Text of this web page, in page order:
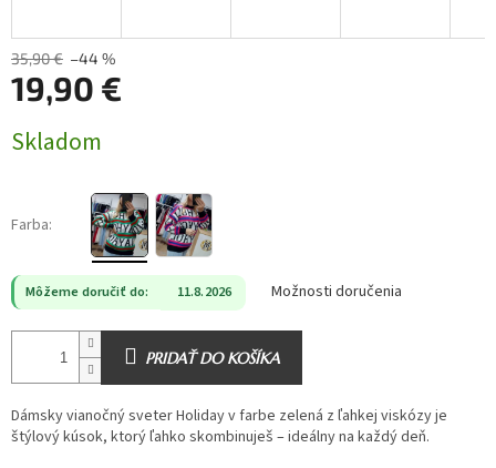
35,90 € –44 %
19,90 €
cena:
Skladom
Farba:
Môžeme doručiť do: 11.8.2026 Možnosti doručenia
PRIDAŤ DO KOŠÍKA
Dámsky vianočný sveter Holiday v farbe zelená z ľahkej viskózy je
štýlový kúsok, ktorý ľahko skombinuješ – ideálny na každý deň.